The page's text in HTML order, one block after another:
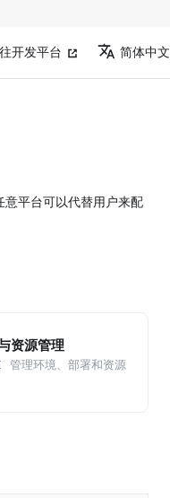
开发平台 简体中文
台可以代替用户来配
资源管理
理环境、部署和资源